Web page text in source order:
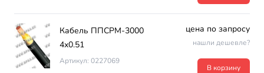
Кабель ППСРМ-3000
4х0.51
Артикул: 0227069
цена по запросу
нашли дешевле?
В корзину